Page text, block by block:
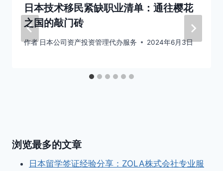
日本技术移民紧缺职业清单：通往樱花
之国的敲门砖
作者 日本公司资产投资管理代办服务 2024年6月3日
浏览最多的文章
日本留学签证经验分享：ZOLA株式会社专业服